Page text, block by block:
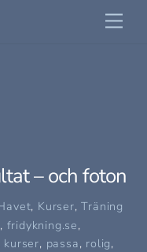
– och foton
, Kurser,Träning
, fridykning.se,
kurser, passa, rolig,